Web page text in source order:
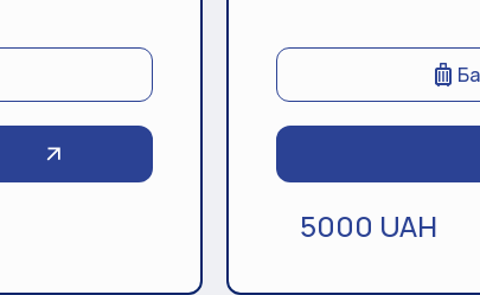
5000 UAH